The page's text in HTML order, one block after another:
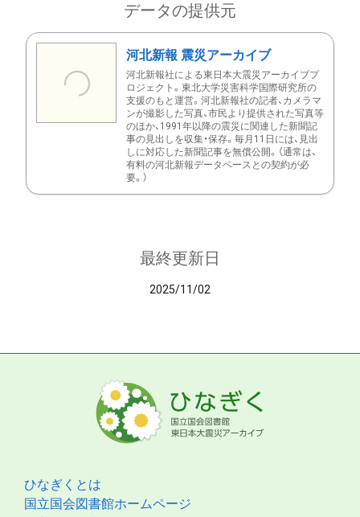
データの提供元
河北新報 震災アーカイブ
河北新報社による東日本大震災アーカイブプ
ロジェクト。東北大学災害科学国際研究所の
支援のもと運営。河北新報社の記者、カメラマ
ンが撮影した写真、市民より提供された写真等
のほか、1991年以降の震災に関連した新聞記
事の見出しを収集・保存。毎月11日には、見出
しに対応した新聞記事を無償公開。（通常は、
有料の河北新報データベースとの契約が必
要。）
最終更新日
2025/11/02
ひなぎくとは
国立国会図書館ホームページ